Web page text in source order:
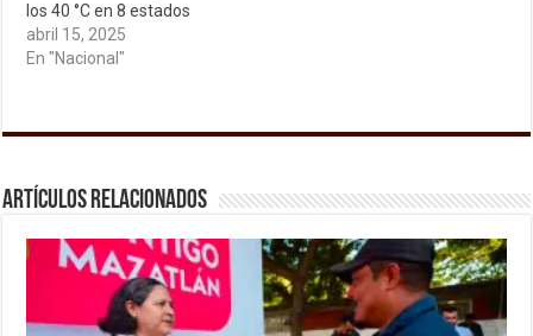
los 40 °C en 8 estados
abril 15, 2025
En "Nacional"
Artículos relacionados